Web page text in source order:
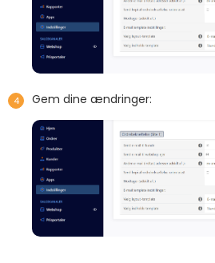
Gem dine ændringer: